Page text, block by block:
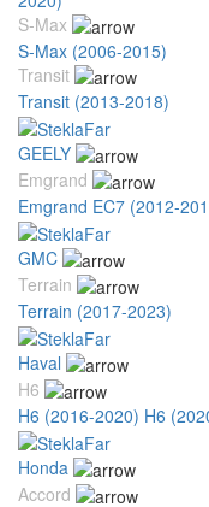
S-Max
S-Max (2006-2015)
Transit
Transit (2013-2018)
GEELY
Emgrand
Emgrand EC7 (2012-
GMC
Terrain
Terrain (2017-2023)
Haval
H6
H6 (2016-2020) H6
Honda
Accord